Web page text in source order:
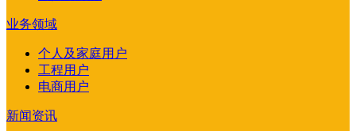
业务领域
个人及家庭用户
工程用户
电商用户
新闻资讯